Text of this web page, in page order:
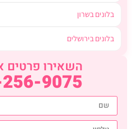
בלונים בשרון
בלונים בירושלים
השאירו פרטים
9075